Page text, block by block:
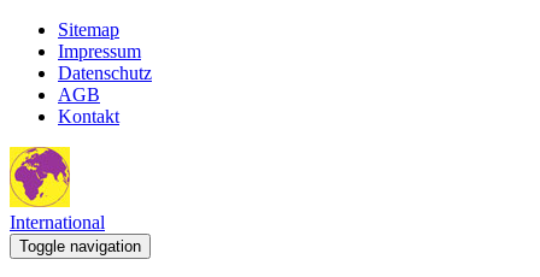
Sitemap
Impressum
Datenschutz
AGB
Kontakt
International
Toggle navigation